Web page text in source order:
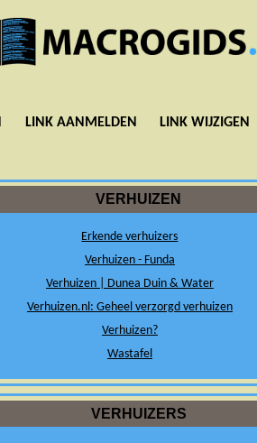
LINK AANMELDEN LINK WIJZIGEN
VERHUIZEN
Erkende verhuizers
Verhuizen - Funda
Verhuizen | Dunea Duin & Water
Verhuizen.nl: Geheel verzorgd verhuizen
Verhuizen?
Wastafel
VERHUIZERS